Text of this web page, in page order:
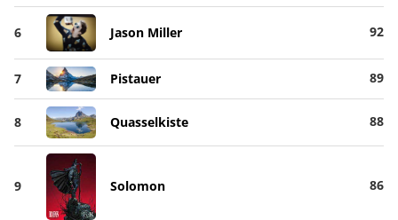
6 Jason Miller 92
7 Pistauer 89
8 Quasselkiste 88
9 Solomon 86